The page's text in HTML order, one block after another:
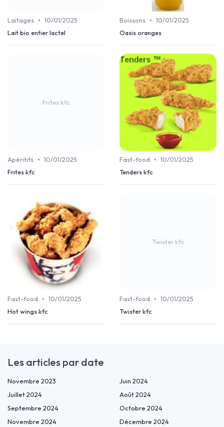
Laitages • 10/01/2025
Lait bio entier lactel
Boissons • 10/01/2025
Oasis oranges
Frites kfc
Apéritifs • 10/01/2025
Frites kfc
Fast-food • 10/01/2025
Tenders kfc
Fast-food • 10/01/2025
Hot wings kfc
Twister kfc
Fast-food • 10/01/2025
Twister kfc
Les articles par date
Novembre 2023
Juin 2024
Juillet 2024
Août 2024
Septembre 2024
Octobre 2024
Novembre 2024
Décembre 2024